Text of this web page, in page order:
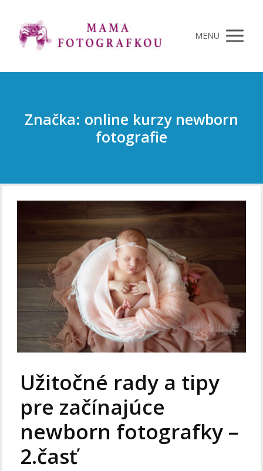
MENU
Značka: online kurzy newborn
fotografie
Užitočné rady a tipy
pre začínajúce
newborn fotografky –
2.časť